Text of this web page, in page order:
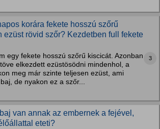
korára fekete hosszú szőrű
ezüst rövid szőr? Kezdetben full fekete
egy fekete hosszú szőrű kiscicát. Azonban
elkezdett ezüstösödni mindenhol, a
meg már szinte teljesen ezüst, ami
de nyakon ez a szőr...
3
van annak az embernek a fejével,
eteti?